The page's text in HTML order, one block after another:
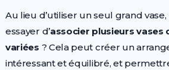
Au lieu d’utiliser un seul grand
essayer d’associer plusieurs vases
variées ? Cela peut créer un
intéressant et équilibré, et